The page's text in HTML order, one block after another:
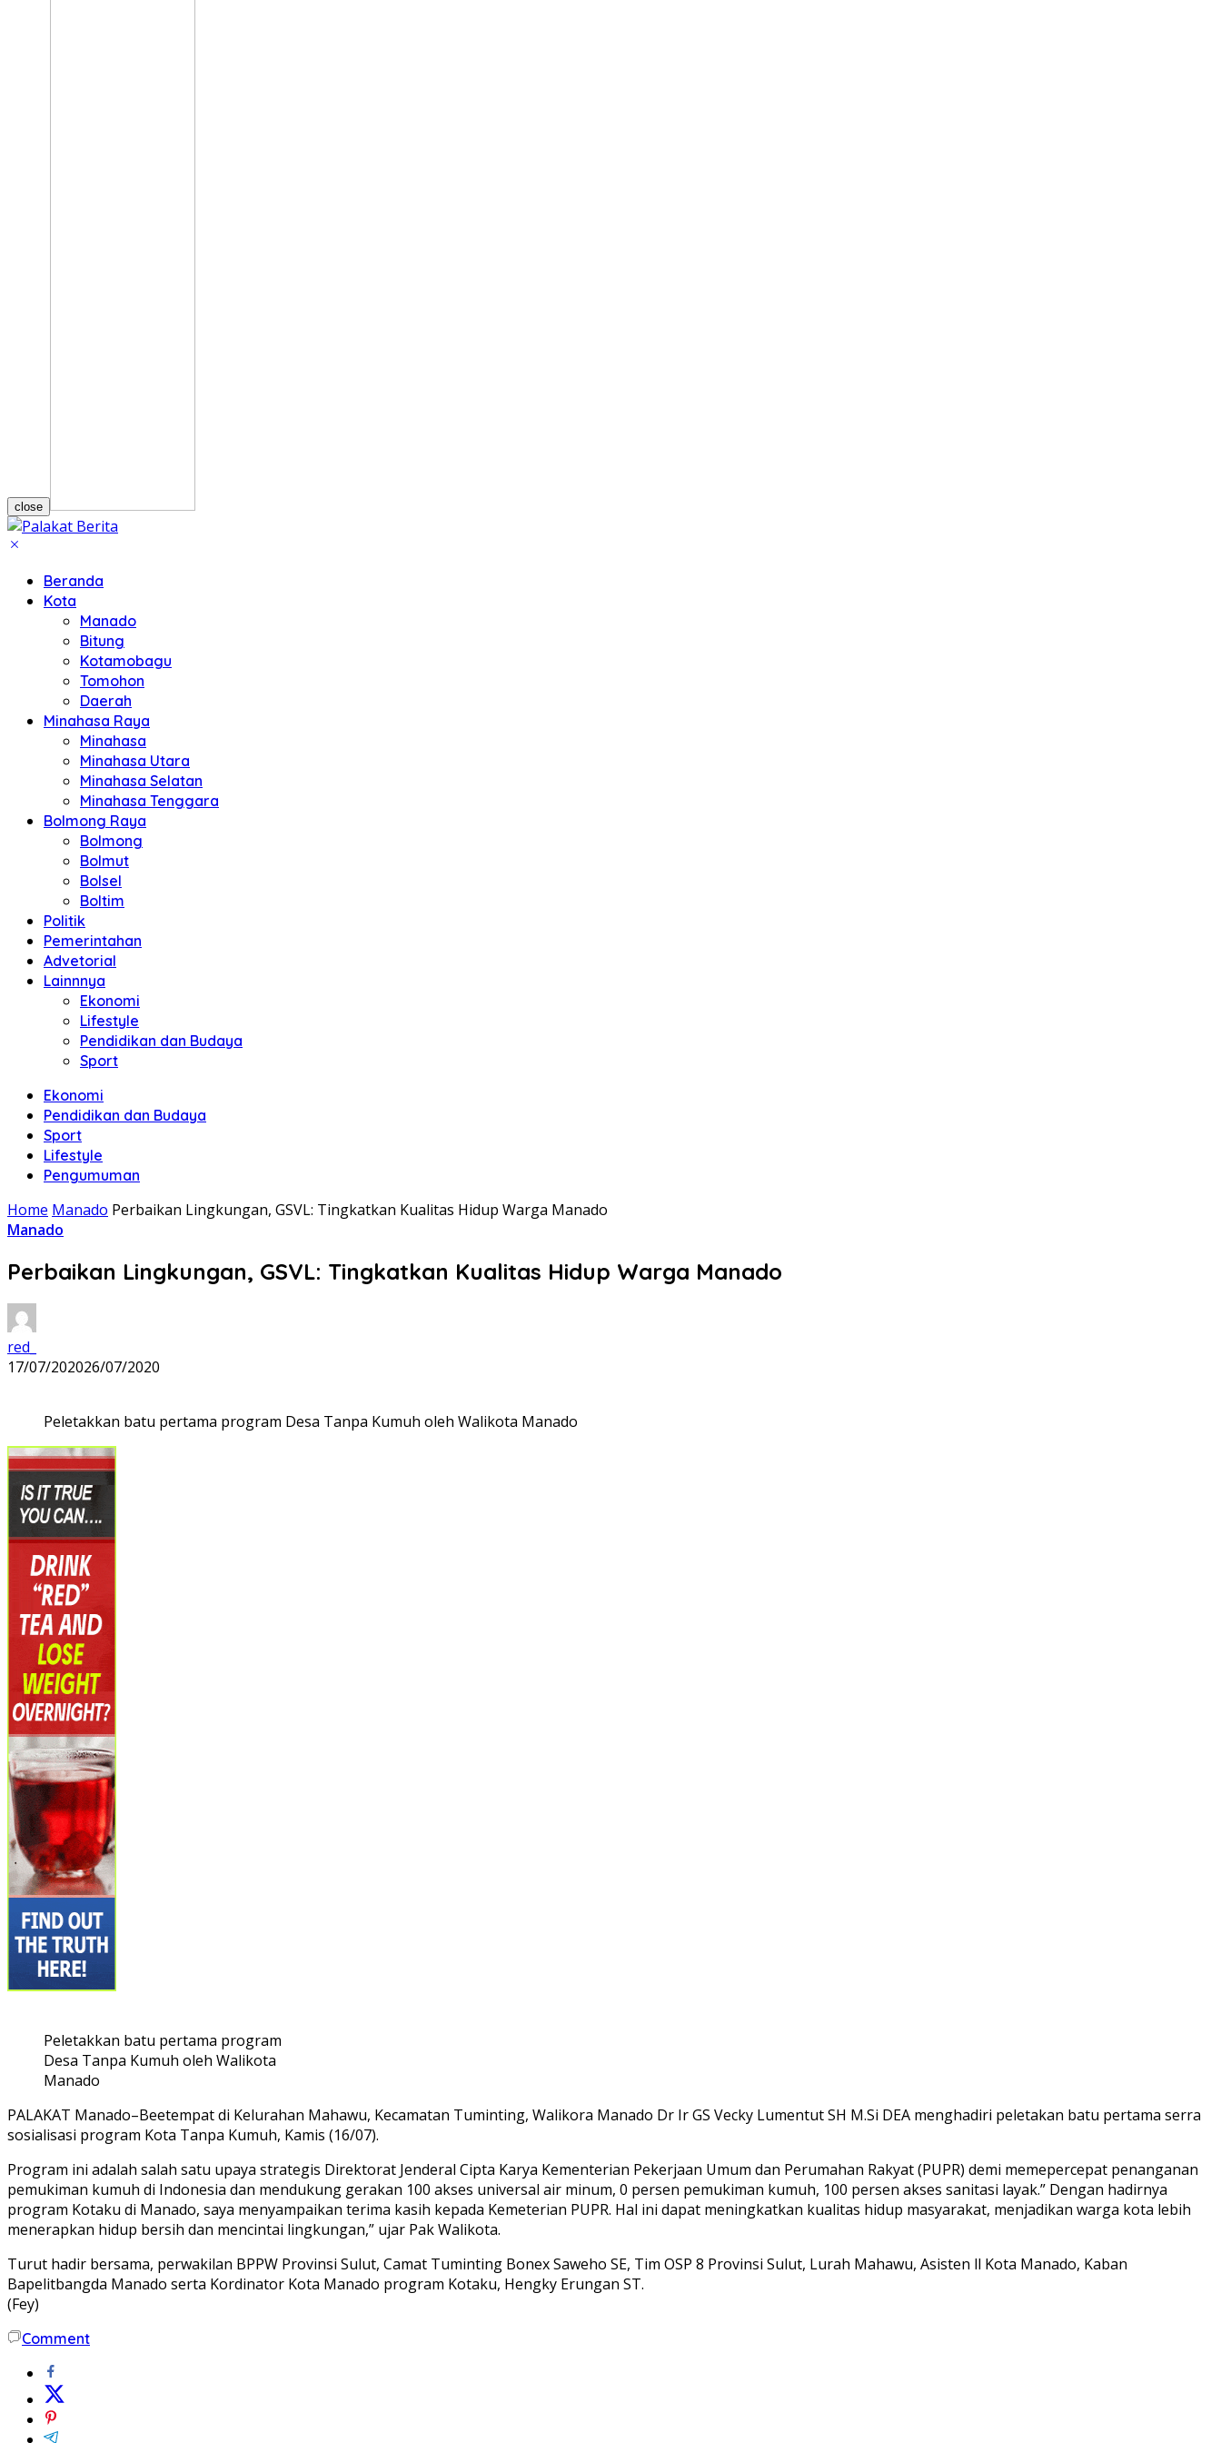
close
Beranda
Kota
Manado
Bitung
Kotamobagu
Tomohon
Daerah
Minahasa Raya
Minahasa
Minahasa Utara
Minahasa Selatan
Minahasa Tenggara
Bolmong Raya
Bolmong
Bolmut
Bolsel
Boltim
Politik
Pemerintahan
Advetorial
Lainnnya
Ekonomi
Lifestyle
Pendidikan dan Budaya
Sport
Ekonomi
Pendidikan dan Budaya
Sport
Lifestyle
Pengumuman
Home Manado Perbaikan Lingkungan, GSVL: Tingkatkan Kualitas Hidup Warga Manado
Manado
Perbaikan Lingkungan, GSVL: Tingkatkan Kualitas Hidup Warga Manado
red_
17/07/202026/07/2020
Peletakkan batu pertama program Desa Tanpa Kumuh oleh Walikota Manado
Peletakkan batu pertama program
Desa Tanpa Kumuh oleh Walikota
Manado
PALAKAT Manado–Beetempat di Kelurahan Mahawu, Kecamatan Tuminting, Walikora Manado Dr Ir GS Vecky Lumentut SH M.Si DEA menghadiri peletakan batu pertama serra
sosialisasi program Kota Tanpa Kumuh, Kamis (16/07).
Program ini adalah salah satu upaya strategis Direktorat Jenderal Cipta Karya Kementerian Pekerjaan Umum dan Perumahan Rakyat (PUPR) demi memepercepat penanganan
pemukiman kumuh di Indonesia dan mendukung gerakan 100 akses universal air minum, 0 persen pemukiman kumuh, 100 persen akses sanitasi layak.” Dengan hadirnya
program Kotaku di Manado, saya menyampaikan terima kasih kepada Kemeterian PUPR. Hal ini dapat meningkatkan kualitas hidup masyarakat, menjadikan warga kota lebih
menerapkan hidup bersih dan mencintai lingkungan,” ujar Pak Walikota.
Turut hadir bersama, perwakilan BPPW Provinsi Sulut, Camat Tuminting Bonex Saweho SE, Tim OSP 8 Provinsi Sulut, Lurah Mahawu, Asisten ll Kota Manado, Kaban
Bapelitbangda Manado serta Kordinator Kota Manado program Kotaku, Hengky Erungan ST.
(Fey)
Comment